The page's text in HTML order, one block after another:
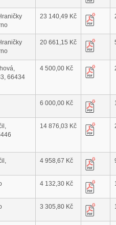
23 140,49 Kč
20 661,15 Kč
66434
4 500,00 Kč
6 000,00 Kč
14 876,03 Kč
4 958,67 Kč
4 132,30 Kč
3 305,80 Kč